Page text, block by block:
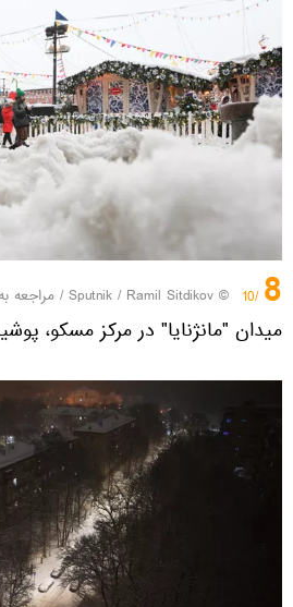
8
/10
© Sputnik / Ramil Sitdikov
/ مراجعه
میدان "مانژنایا" در مرکز مسکو،